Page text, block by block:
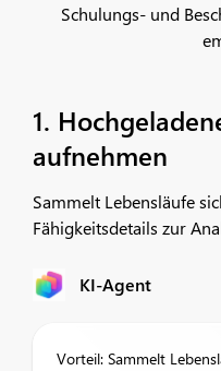
Schulungs- und
1.
aufnehmen
Sammelt Lebensläufe
Fähigkeitsdetails zur
KI-Agent
Vorteil: Sammelt